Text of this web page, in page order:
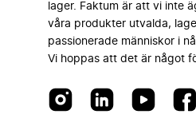
lager. Faktum är att vi inte
våra produkter utvalda,
passionerade människor i
Vi hoppas att det är något